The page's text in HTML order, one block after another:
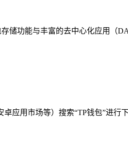
储功能与丰富的去中心化应用（
应用市场等）搜索“TP钱包”进行下